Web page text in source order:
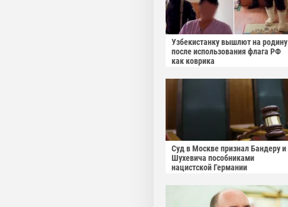
Узбекистанку вышлют на родину
после использования флага РФ
как коврика
Суд в Москве признал Бандеру и
Шухевича пособниками
нацистской Германии